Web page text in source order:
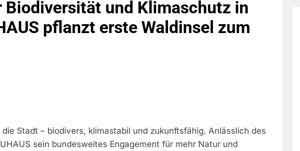
Bundespolizeidirektion München: Bundespolizei Kontrolliert
Fahrzeug
7. August 2026
Bundespolizeidirektion München: Schneller Festgenommen Als Die Reise Nach
Bundespolizeidirektion München: Ausgesetzte Katze Am Bahnhof Bamberg
HZA-R: Zoll Deckt Auf: Schrotthändler Erschleicht Rund 45.000 Euro
6. August 2026
Bundespolizeidirektion München: Europaweit Gesuchtes Mitglied Einer Kriminellen
Biodiversität und Klimaschutz in
pflanzt erste Waldinsel zum
Stadt – biodivers, klimastabil und zukunftsfähig. Anlässlich des
sein bundesweites Engagement für mehr Natur und